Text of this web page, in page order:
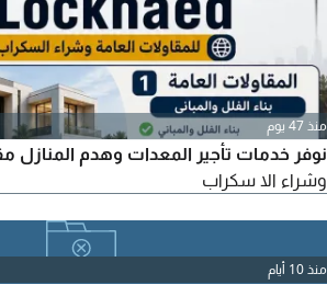
منذ 47 يوم
نوفر خدمات تأجير المعدات وهدم المنازل
وشراء الا سكراب
منذ 10 أيام